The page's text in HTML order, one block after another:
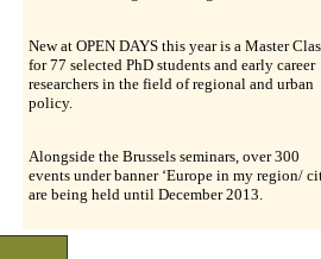
New at OPEN DAYS this year is a Master
for 77 selected PhD students and early career
researchers in the field of regional and urban
policy.
Alongside the Brussels seminars, over 300
events under banner ‘Europe in my region/
are being held until December 2013.